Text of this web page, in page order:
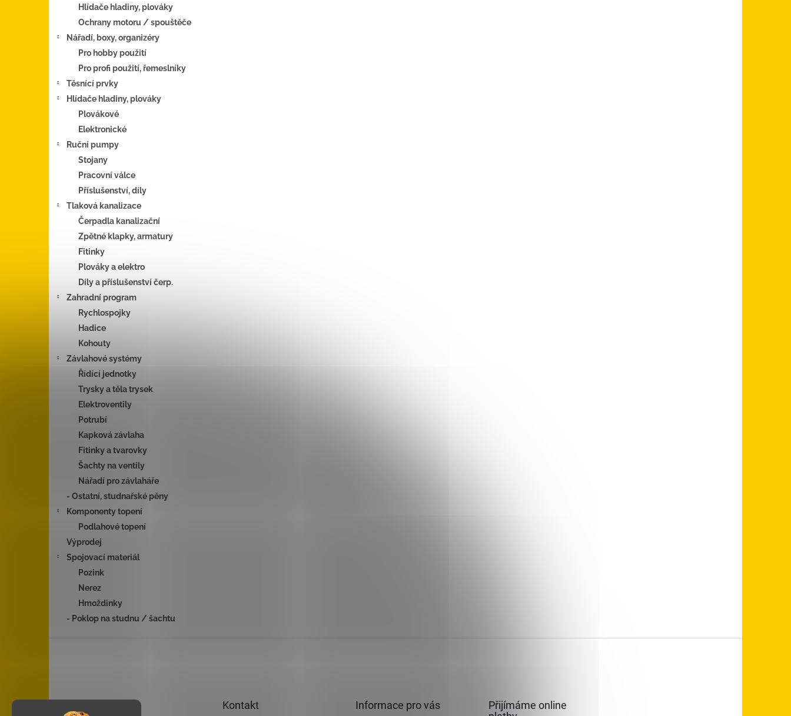
Hlídače hladiny, plováky
Ochrany motoru / spouštěče
Nářadí, boxy, organizéry
Pro hobby použití
Pro profi použití, řemeslníky
Těsnící prvky
Hlídače hladiny, plováky
Plovákové
Elektronické
Ruční pumpy
Stojany
Pracovní válce
Příslušenství, díly
Tlaková kanalizace
Čerpadla kanalizační
Zpětné klapky, armatury
Fitinky
Plováky a elektro
Díly a příslušenství čerp.
Zahradní program
Rychlospojky
Hadice
Kohouty
Závlahové systémy
Řídící jednotky
Trysky a těla trysek
Elektroventily
Potrubí
Kapková závlaha
Fitinky a tvarovky
Šachty na ventily
Nářadí pro závlaháře
- Ostatní, studnařské pěny
Komponenty topení
Podlahové topení
Výprodej
Spojovací materiál
Pozink
Nerez
Hmoždinky
- Poklop na studnu / šachtu
Kontakt Informace pro vás
Přijímáme online